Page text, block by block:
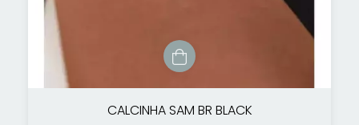
CALCINHA SAM BR BLACK